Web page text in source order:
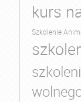
kurs
Szkolenie